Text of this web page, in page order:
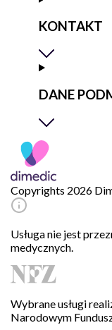
KONTAKT
DANE
Copyrights 2026
Usługa nie jest
medycznych.
Wybrane usługi
Narodowym